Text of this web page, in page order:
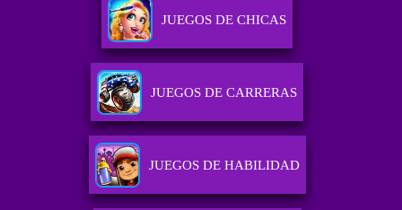
JUEGOS DE CHICAS
JUEGOS DE CARRERAS
JUEGOS DE HABILIDAD